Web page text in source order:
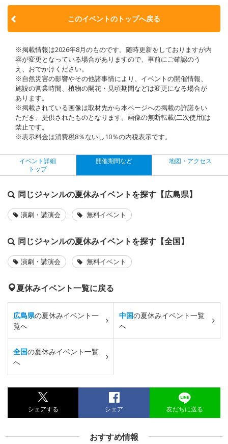
このイベントのトップへ戻る
※掲載情報は2026年8月のものです。随時更新をしておりますが内
容が変更となっている場合がありますので、事前にご確認のう
え、おでかけください。
※自然災害の影響やその他諸事情により、イベントの開催情報、
施設の営業時間、植物の開花・見頃期間などは変更になる場合が
あります。
※掲載されている画像は取材先から本ページへの掲載の許諾をい
ただき、提供されたものとなります。画像の無断転載(二次使用)は
禁止です。
※表示料金は消費税8％ないし10％の内税表示です。
イベント詳細
トップ
開催期間など 地図・アクセス
同じジャンルの夏休みイベントを探す【広島県】
演劇・講演会 無料イベント
同じジャンルの夏休みイベントを探す【全国】
演劇・講演会 無料イベント
夏休みイベント一覧に戻る
広島県の夏休みイベント一
覧へ
中国の夏休みイベント一覧
へ
全国の夏休みイベント一覧
へ
シェアする シェア 友だちに送る
おすすめ情報